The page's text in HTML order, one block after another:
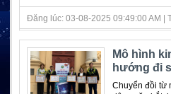
Đăng lúc: 03-08-2025 09:49:00 AM |
Mô hình
hướng đi
Chuyển đồi từ